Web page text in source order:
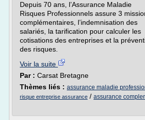
Depuis 70 ans, l’Assurance Maladie
Risques Professionnels assure 3
complémentaires, l’indemnisation des
salariés, la tarification pour calculer les
cotisations des entreprises et la
des risques.
Voir la suite
Par : Carsat Bretagne
Thèmes liés : assurance maladie
risque entreprise assurance / assurance